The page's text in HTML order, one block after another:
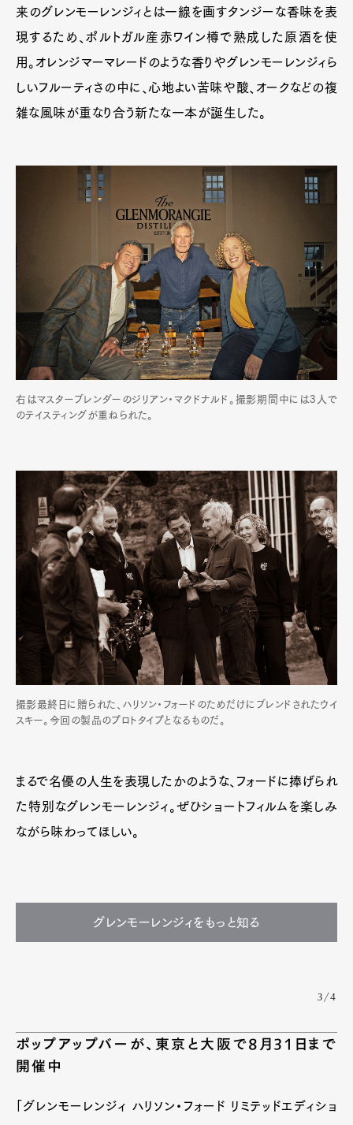
来のグレンモーレンジィとは一線を画すタンジーな香味を表
現するため、ポルトガル産赤ワイン樽で熟成した原酒を使
用。オレンジマーマレードのような香りやグレンモーレンジィら
しいフルーティさの中に、心地よい苦味や酸、オークなどの複
雑な風味が重なり合う新たな一本が誕生した。
右はマスターブレンダーのジリアン・マクドナルド。撮影期間中には3人で
のテイスティングが重ねられた。
撮影最終日に贈られた、ハリソン・フォードのためだけにブレンドされたウイ
スキー。今回の製品のプロトタイプとなるものだ。
まるで名優の人生を表現したかのような、フォードに捧げられ
た特別なグレンモーレンジィ。ぜひショートフィルムを楽しみ
ながら味わってほしい。
グレンモーレンジィをもっと知る
3/4
ポップアップバーが、東京と大阪で8月31日まで
開催中
「グレンモーレンジィ ハリソン・フォード リミテッドエディショ